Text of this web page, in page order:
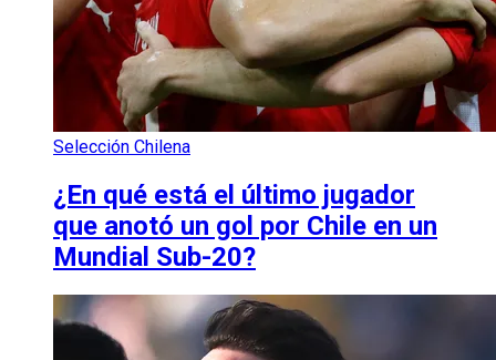
Selección Chilena
¿En qué está el último jugador
que anotó un gol por Chile en un
Mundial Sub-20?